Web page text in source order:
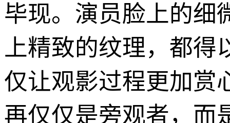
毕现。演员脸上的细
上精致的纹理，都得
仅让观影过程更加赏
再仅仅是旁观者，而